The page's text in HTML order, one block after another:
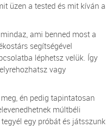
üzen a tested és mit kíván a
ami benned most a
segítségével
léphetsz velük. Így
vagy
én pedig tapintatosan
múltbéli
egy próbát és játsszunk